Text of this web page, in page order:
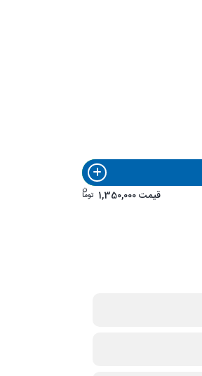
قیمت1,350,000 توما
ن